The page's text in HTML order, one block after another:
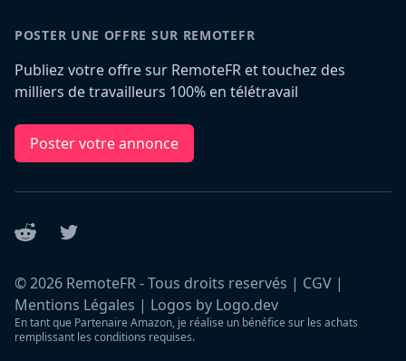
POSTER UNE OFFRE SUR REMOTEFR
Publiez votre offre sur RemoteFR et touchez des
milliers de travailleurs 100% en télétravail
Poster votre annonce
Reddit Twitter
©2026 RemoteFR - Tous droits reservés | CGV |
Mentions Légales | Logos by Logo.dev
En tant que Partenaire Amazon, je réalise un bénéfice sur les achats
remplissant les conditions requises.